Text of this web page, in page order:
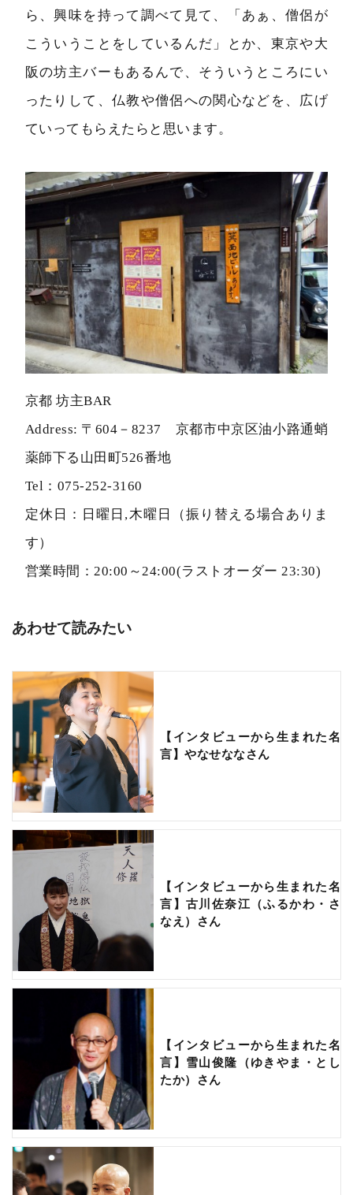
ら、興味を持って調べて見て、「あぁ、僧侶が
こういうことをしているんだ」とか、東京や大
阪の坊主バーもあるんで、そういうところにい
ったりして、仏教や僧侶への関心などを、広げ
ていってもらえたらと思います。
京都 坊主BAR
Address: 〒604－8237 京都市中京区油小路通蛸
薬師下る山田町526番地
Tel：075-252-3160
定休日：日曜日,木曜日（振り替える場合ありま
す）
営業時間：20:00～24:00(ラストオーダー 23:30)
あわせて読みたい
【インタビューから生まれた名
言】やなせななさん
【インタビューから生まれた名
言】古川佐奈江（ふるかわ・さ
なえ）さん
【インタビューから生まれた名
言】雪山俊隆（ゆきやま・とし
たか）さん